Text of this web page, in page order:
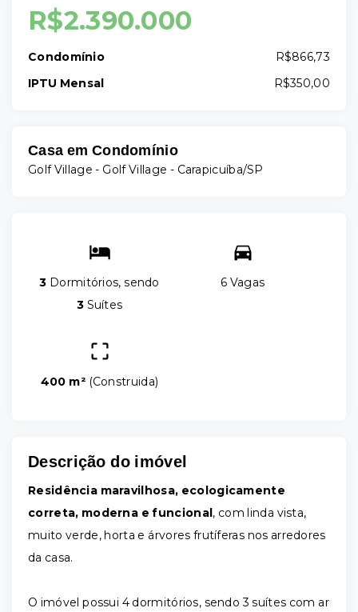
R$2.390.000
Condomínio
R$866,73
IPTU Mensal
R$350,00
Casa em Condomínio
Golf Village - Golf Village - Carapicuíba/SP
3 Dormitórios, sendo
3Suítes
6 Vagas
400 m² (Construida)
Descrição do imóvel
Residência maravilhosa, ecologicamente
correta, moderna e funcional, com linda vista,
muito verde, horta e árvores frutíferas nos arredores
da casa.
O imóvel possui 4 dormitórios, sendo 3 suítes com ar